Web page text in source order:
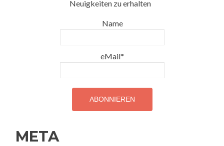
Neuigkeiten zu erhalten
Name
eMail*
META